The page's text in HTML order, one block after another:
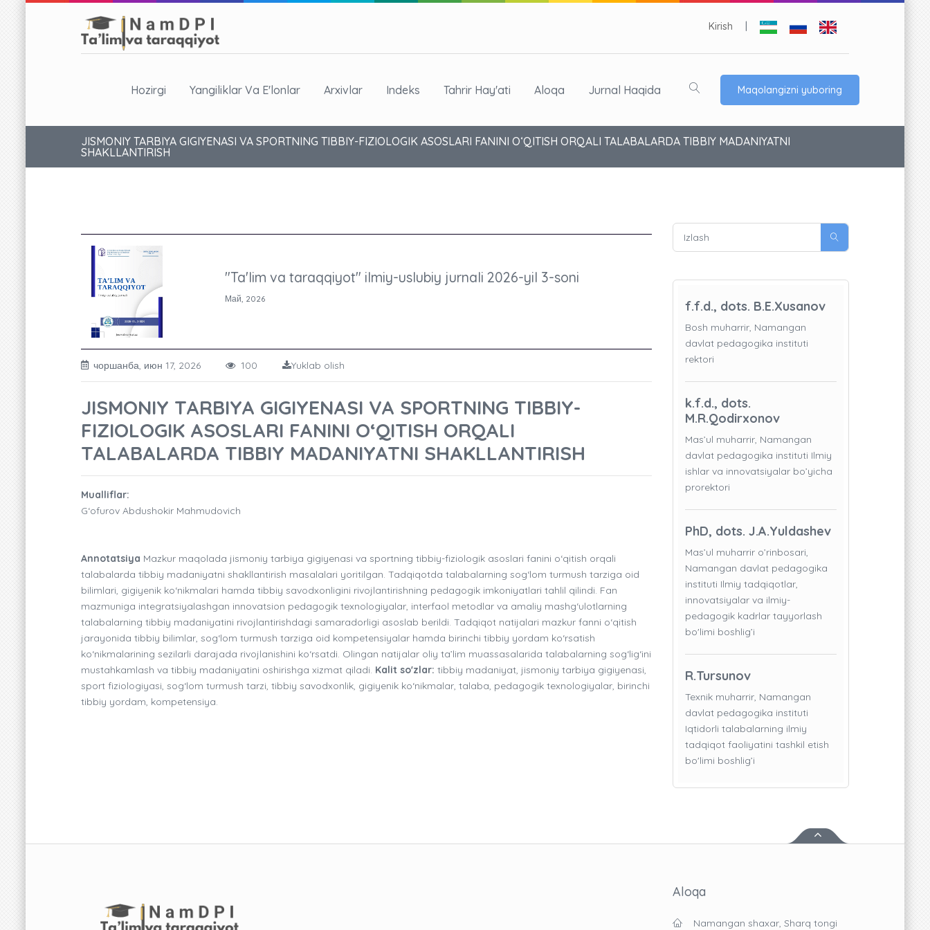
Kirish
Hozirgi Yangiliklar Va E'lonlar Arxivlar Indeks Tahrir Hay'ati Aloqa Jurnal Haqida Maqolangizni yuboring
JISMONIY TARBIYA GIGIYENASI VA SPORTNING TIBBIY-FIZIOLOGIK ASOSLARI FANINI O‘QITISH ORQALI TALABALARDA TIBBIY MADANIYATNI
SHAKLLANTIRISH
"Ta'lim va taraqqiyot" ilmiy-uslubiy jurnali 2026-yil 3-soni
Май, 2026
чоршанба, июн 17, 2026 100 Yuklab olish
JISMONIY TARBIYA GIGIYENASI VA SPORTNING TIBBIY-
FIZIOLOGIK ASOSLARI FANINI O‘QITISH ORQALI
TALABALARDA TIBBIY MADANIYATNI SHAKLLANTIRISH
Mualliflar:
G‘ofurov Abdushokir Mahmudovich
Annotatsiya Mazkur maqolada jismoniy tarbiya gigiyenasi va sportning tibbiy-fiziologik asoslari fanini o‘qitish orqali
talabalarda tibbiy madaniyatni shakllantirish masalalari yoritilgan. Tadqiqotda talabalarning sog‘lom turmush tarziga oid
bilimlari, gigiyenik ko‘nikmalari hamda tibbiy savodxonligini rivojlantirishning pedagogik imkoniyatlari tahlil qilindi. Fan
mazmuniga integratsiyalashgan innovatsion pedagogik texnologiyalar, interfaol metodlar va amaliy mashg‘ulotlarning
talabalarning tibbiy madaniyatini rivojlantirishdagi samaradorligi asoslab berildi. Tadqiqot natijalari mazkur fanni o‘qitish
jarayonida tibbiy bilimlar, sog‘lom turmush tarziga oid kompetensiyalar hamda birinchi tibbiy yordam ko‘rsatish
ko‘nikmalarining sezilarli darajada rivojlanishini ko‘rsatdi. Olingan natijalar oliy ta’lim muassasalarida talabalarning sog‘lig‘ini
mustahkamlash va tibbiy madaniyatini oshirishga xizmat qiladi. Kalit so'zlar: tibbiy madaniyat, jismoniy tarbiya gigiyenasi,
sport fiziologiyasi, sog‘lom turmush tarzi, tibbiy savodxonlik, gigiyenik ko‘nikmalar, talaba, pedagogik texnologiyalar, birinchi
tibbiy yordam, kompetensiya.
f.f.d., dots. B.E.Xusanov
Bosh muharrir, Namangan
davlat pedagogika instituti
rektori
k.f.d., dots.
M.R.Qodirxonov
Mas’ul muharrir, Namangan
davlat pedagogika instituti Ilmiy
ishlar va innovatsiyalar bo’yicha
prorektori
PhD, dots. J.A.Yuldashev
Mas’ul muharrir o’rinbosari,
Namangan davlat pedagogika
instituti Ilmiy tadqiqotlar,
innovatsiyalar va ilmiy-
pedagogik kadrlar tayyorlash
bo'limi boshlig’i
R.Tursunov
Texnik muharrir, Namangan
davlat pedagogika instituti
Iqtidorli talabalarning ilmiy
tadqiqot faoliyatini tashkil etish
bo'limi boshlig’i
Aloqa
Namangan shaxar, Sharq tongi